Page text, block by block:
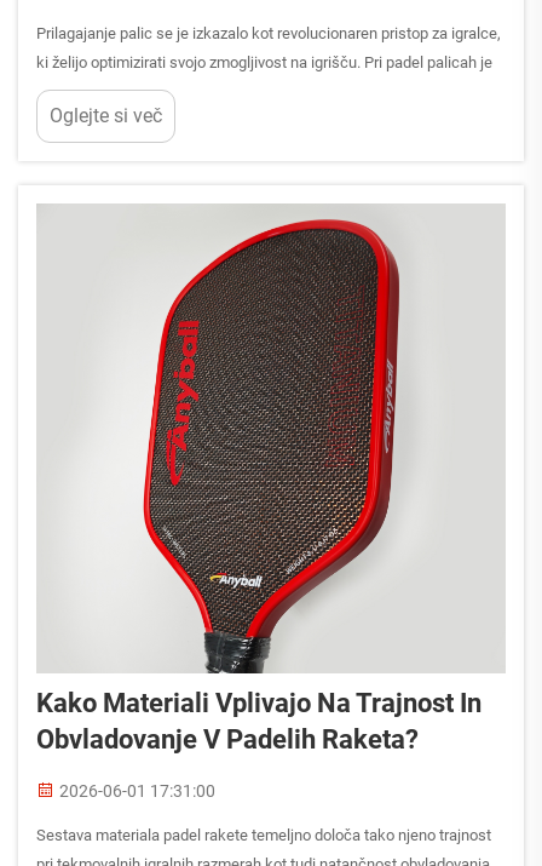
Prilagajanje palic se je izkazalo kot revolucionaren pristop za igralce,
ki želijo optimizirati svojo zmogljivost na igrišču. Pri padel palicah je
možnost prilagajanja opreme posameznim igralnim slogom in
fizičnim lastnostim...
Oglejte si več
Kako Materiali Vplivajo Na Trajnost In
Obvladovanje V Padelih Raketa?
2026-06-01 17:31:00
Sestava materiala padel rakete temeljno določa tako njeno trajnost